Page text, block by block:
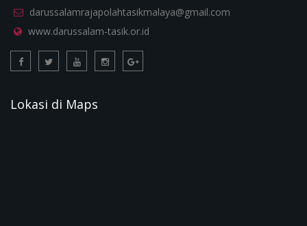
darussalamrajapolahtasikmalaya@gmail.com
www.darussalam-tasik.or.id
Lokasi di Maps